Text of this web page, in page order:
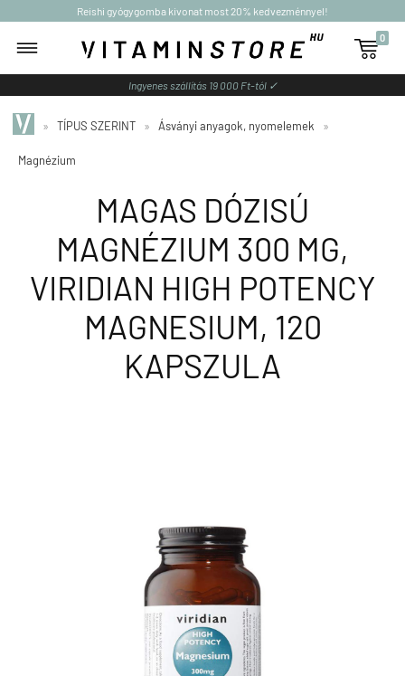
Reishi gyógygomba kivonat most 20% kedvezménnyel!

0
Ingyenes szállítás 19 000 Ft-tól ✓
» TÍPUS SZERINT » Ásványi anyagok, nyomelemek »
Magnézium
MAGAS DÓZISÚ
MAGNÉZIUM 300 MG,
VIRIDIAN HIGH POTENCY
MAGNESIUM, 120
KAPSZULA